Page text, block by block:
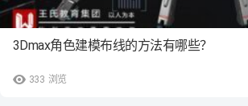
333 浏览
3Dmax角色建模布线的方法有哪些？